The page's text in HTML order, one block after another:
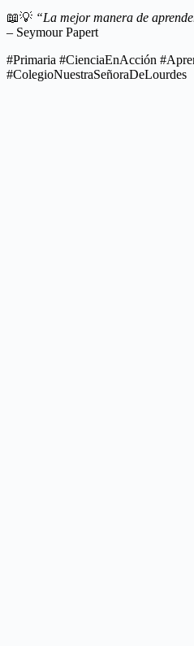
📖💡 “La mejor manera de
– Seymour Papert
#Primaria #CienciaEnAcción
#ColegioNuestraSeñoraDeLourdes